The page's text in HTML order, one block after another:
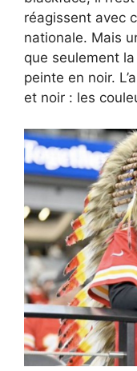
réagissent avec
nationale. Mais
que seulement
peinte en noir.
et noir : les